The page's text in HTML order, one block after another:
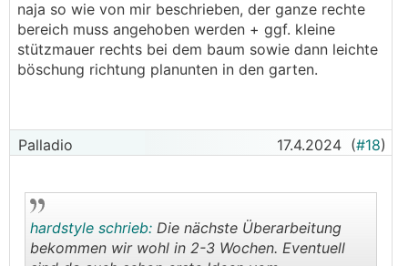
naja so wie von mir beschrieben, der ganze rechte
bereich muss angehoben werden + ggf. kleine
stützmauer rechts bei dem baum sowie dann leichte
böschung richtung planunten in den garten.
Palladio 17.4.2024 (#18)
hardstyle schrieb: Die nächste Überarbeitung
bekommen wir wohl in 2-3 Wochen. Eventuell